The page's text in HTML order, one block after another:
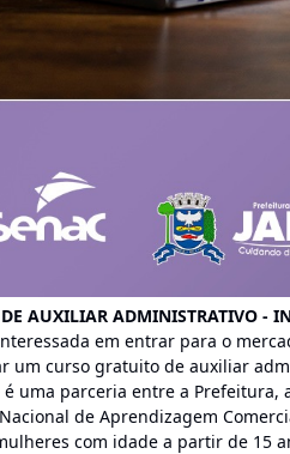
AUXILIAR ADMINISTRATIVO -
em entrar para o
um curso gratuito de auxiliar
uma parceria entre a Prefeitura,
de Aprendizagem
com idade a partir de 15